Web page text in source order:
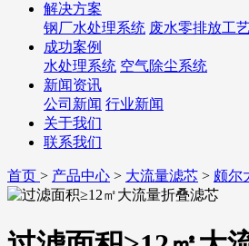
解决方案
钢厂水处理系统 废水零排放工
成功案例
水处理系统 空气除尘系统
新闻资讯
公司新闻 行业新闻
关于我们
联系我们
首页 > 产品中心 > 大流量滤芯 > 颇尔